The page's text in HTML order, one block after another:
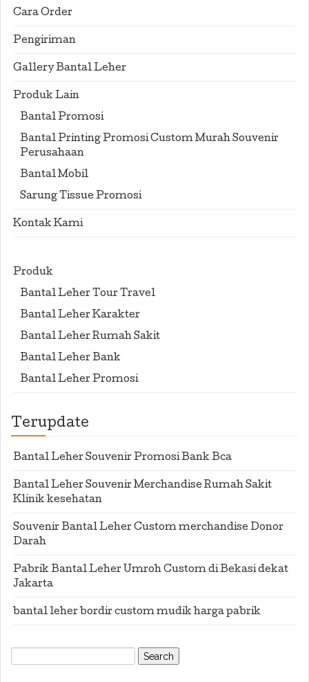
Cara Order
Pengiriman
Gallery Bantal Leher
Produk Lain
Bantal Promosi
Bantal Printing Promosi Custom Murah Souvenir
Perusahaan
Bantal Mobil
Sarung Tissue Promosi
Kontak Kami
Produk
Bantal Leher Tour Travel
Bantal Leher Karakter
Bantal Leher Rumah Sakit
Bantal Leher Bank
Bantal Leher Promosi
Terupdate
Bantal Leher Souvenir Promosi Bank Bca
Bantal Leher Souvenir Merchandise Rumah Sakit
Klinik kesehatan
Souvenir Bantal Leher Custom merchandise Donor
Darah
Pabrik Bantal Leher Umroh Custom di Bekasi dekat
Jakarta
bantal leher bordir custom mudik harga pabrik
Search
for: